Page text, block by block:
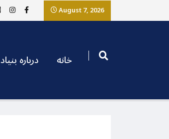
August 7, 2026
درباره بنیاد خانه